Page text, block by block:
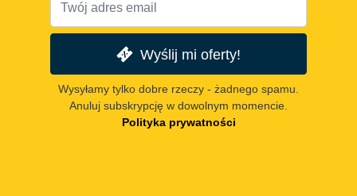
Wyślij mi oferty!
Wysyłamy tylko dobre rzeczy - żadnego spamu.
Anuluj subskrypcję w dowolnym momencie.
Polityka prywatności